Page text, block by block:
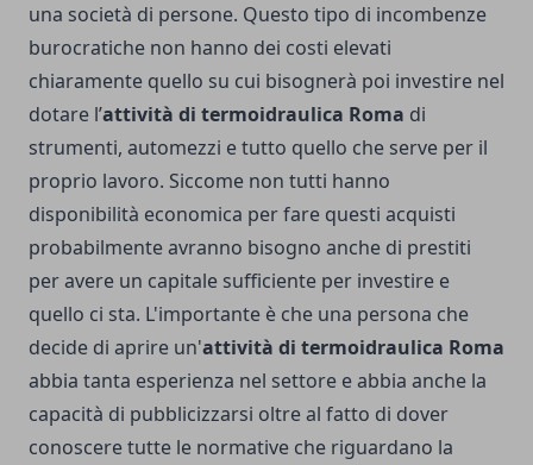
una società di persone. Questo tipo di incombenze
burocratiche non hanno dei costi elevati
chiaramente quello su cui bisognerà poi investire nel
dotare l’attività di termoidraulica Roma di
strumenti, automezzi e tutto quello che serve per il
proprio lavoro. Siccome non tutti hanno
disponibilità economica per fare questi acquisti
probabilmente avranno bisogno anche di prestiti
per avere un capitale sufficiente per investire e
quello ci sta. L'importante è che una persona che
decide di aprire un'attività di termoidraulica Roma
abbia tanta esperienza nel settore e abbia anche la
capacità di pubblicizzarsi oltre al fatto di dover
conoscere tutte le normative che riguardano la